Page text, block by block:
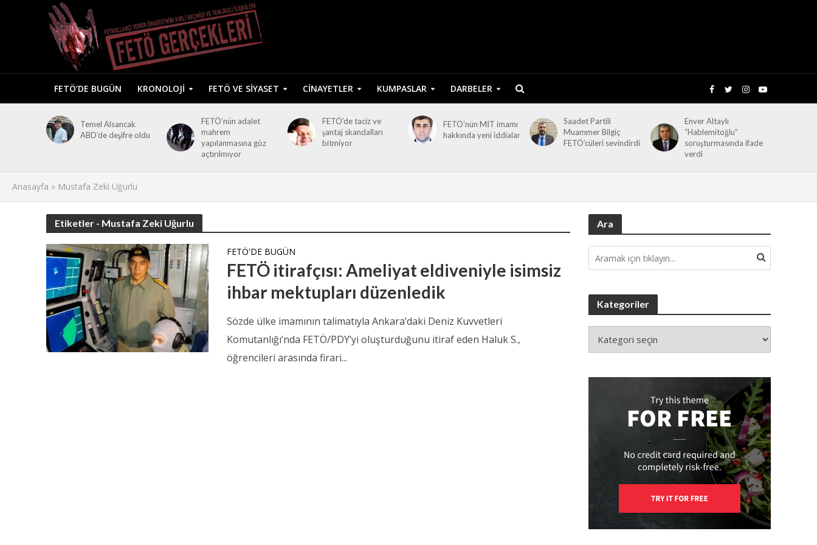
FETÖ’DE BUGÜN KRONOLOJI FETÖ VE SIYASET CINAYETLER KUMPASLAR DARBELER
Temel Alsancak
ABD’de deşifre oldu
FETÖ’nün adalet
mahrem
yapılanmasına göz
açtırılmıyor
FETÖ’de taciz ve
şantaj skandalları
bitmiyor
FETÖ’nün MİT imamı
hakkında yeni iddialar
Saadet Partili
Muammer Bilgiç
FETÖ’cüleri sevindirdi
Enver Altaylı
“Hablemitoğlu”
soruşturmasında ifade
verdi
Anasayfa » Mustafa Zeki Uğurlu
Etiketler - Mustafa Zeki Uğurlu
FETÖ'DE BUGÜN
FETÖ itirafçısı: Ameliyat eldiveniyle isimsiz
ihbar mektupları düzenledik
Sözde ülke imamının talimatıyla Ankara’daki Deniz Kuvvetleri
Komutanlığı’nda FETÖ/PDY’yi oluşturduğunu itiraf eden Haluk S.,
öğrencileri arasında firari...
Ara
Kategoriler